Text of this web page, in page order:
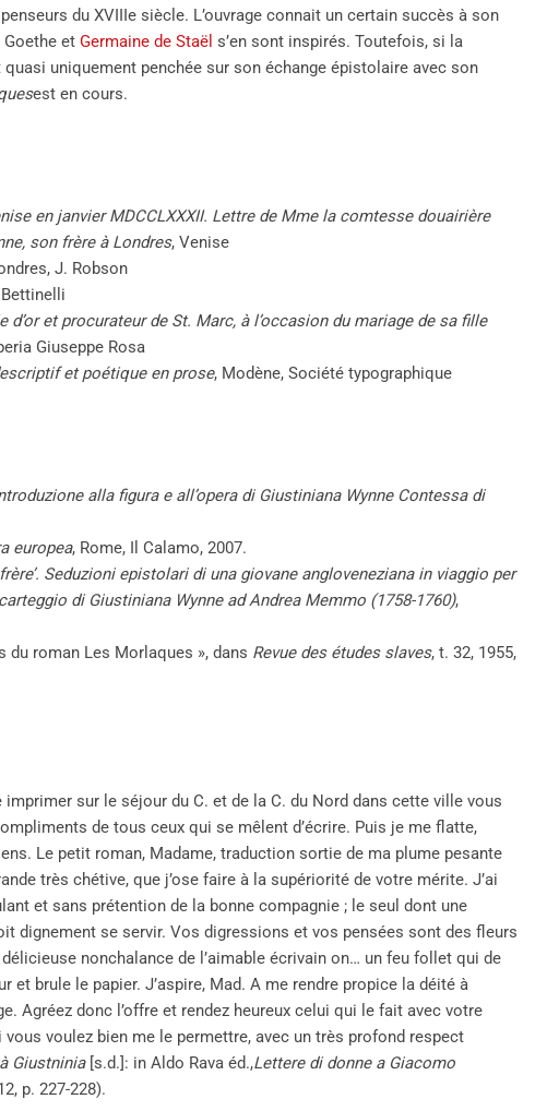
du XVIIIe siècle. L’ouvrage connait un certain succès à son
et Germaine de Staël s’en sont inspirés. Toutefois, si la
quasi uniquement penchée sur son échange épistolaire avec son
est en cours.
en janvier MDCCLXXXII. Lettre de Mme la comtesse douairière
son frère à Londres, Venise
J. Robson
d’or et procurateur de St. Marc, à l’occasion du mariage de sa fille
Giuseppe Rosa
et poétique en prose, Modène, Société typographique
alla figura e all’opera di Giustiniana Wynne Contessa di
europea, Rome, Il Calamo, 2007.
Seduzioni epistolari di una giovane angloveneziana in viaggio per
di Giustiniana Wynne ad Andrea Memmo (1758-1760),
du roman Les Morlaques », dans Revue des études slaves, t. 32, 1955,
imprimer sur le séjour du C. et de la C. du Nord dans cette ville vous
de tous ceux qui se mêlent d’écrire. Puis je me flatte,
Le petit roman, Madame, traduction sortie de ma plume pesante
très chétive, que j’ose faire à la supériorité de votre mérite. J’ai
et sans prétention de la bonne compagnie ; le seul dont une
dignement se servir. Vos digressions et vos pensées sont des fleurs
nonchalance de l’aimable écrivain on… un feu follet qui de
et brule le papier. J’aspire, Mad. A me rendre propice la déité à
Agréez donc l’offre et rendez heureux celui qui le fait avec votre
vous voulez bien me le permettre, avec un très profond respect
Giustninia[s.d.]: in Aldo Rava éd.,Lettere di donne a Giacomo
p. 227-228).